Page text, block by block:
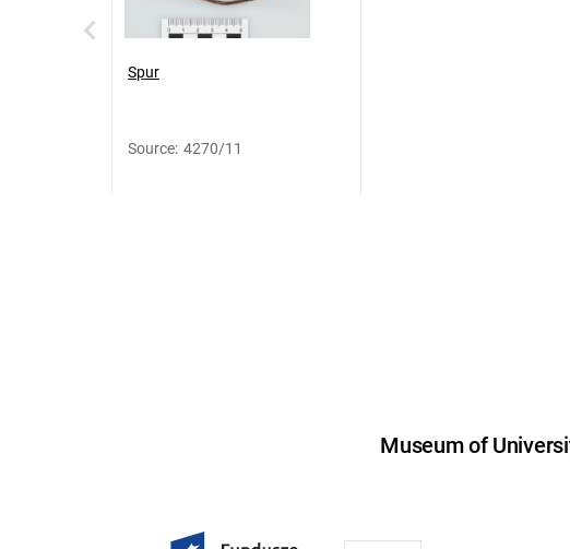
Spur
Source: 4270/11
Museum of